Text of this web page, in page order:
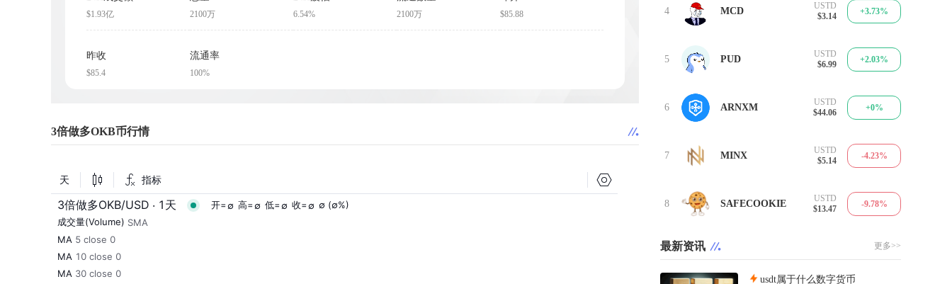
$1.93亿 2100万 6.54% 2100万 $85.88
昨收
$85.4
流通率
100%
3倍做多OKB币行情
4 MCD
USTD
$3.14
+3.73%
5 PUD
USTD
$6.99
+2.03%
6 ARNXM
USTD
$44.06
+0%
7 MINX
USTD
$5.14
-4.23%
8 SAFECOOKIE
USTD
$13.47
-9.78%
最新资讯 更多>>
usdt属于什么数字货币